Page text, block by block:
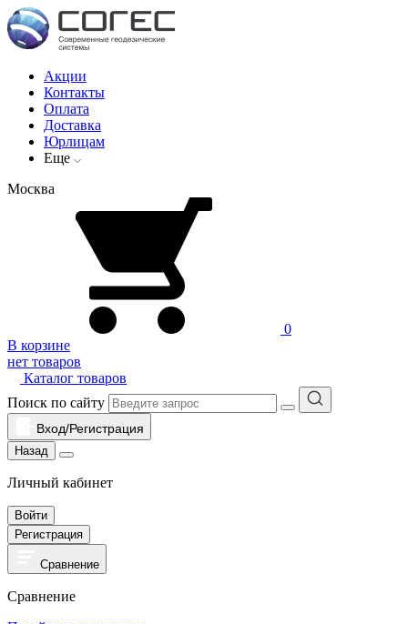
Акции
Контакты
Оплата
Доставка
Юрлицам
Еще
Москва
0
В корзине
нет товаров
Каталог товаров
Поиск по сайту
Вход/Регистрация
Назад
Личный кабинет
Войти
Регистрация
Сравнение
Сравнение